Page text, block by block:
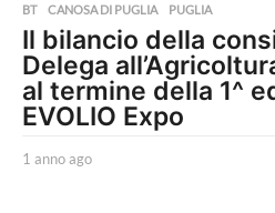
BT ,CANOSA DI PUGLIA ,PUGLIA
Il bilancio della
Delega
al termine della 1^
EVOLIO Expo
1 anno ago